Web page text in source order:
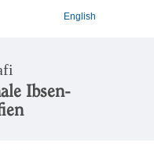
English
Ibsen-